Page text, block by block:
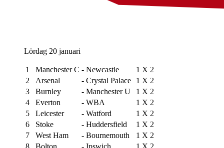
Lördag 20 januari
1 Manchester C - Newcastle 1 X 2
2
Arsenal - Crystal Palace 1 X 2
3
Burnley - Manchester U 1 X 2
4
Everton - WBA 1 X 2
5
Leicester - Watford 1 X 2
6
Stoke - Huddersfield 1 X 2
7
West Ham - Bournemouth 1 X 2
8
Bolton - Ipswich 1 X 2